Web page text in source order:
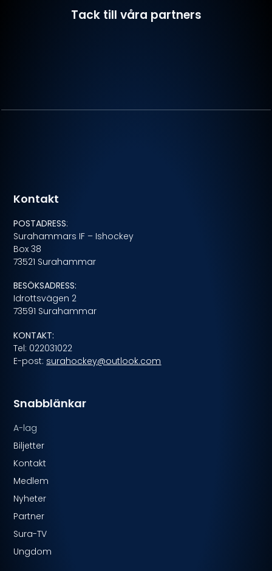
Tack till våra partners
Snabblänkar
A-lag
Biljetter
Kontakt
Medlem
Nyheter
Partner
Sura-TV
Ungdom
Kontakt
POSTADRESS:
Surahammars IF – Ishockey
Box 38
73521 Surahammar
BESÖKSADRESS:
Idrottsvägen 2
73591 Surahammar
KONTAKT:
Tel: 022031022
E-post: surahockey@outlook.com